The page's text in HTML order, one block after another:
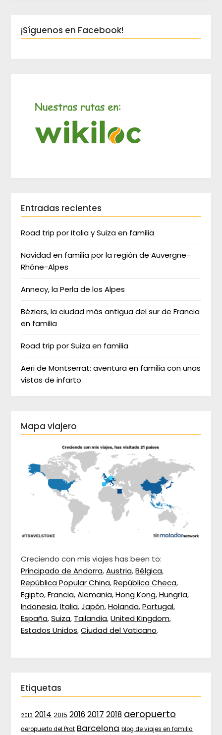
¡Síguenos en Facebook!
Entradas recientes
Road trip por Italia y Suiza en familia
Navidad en familia por la región de Auvergne-
Rhône-Alpes
Annecy, la Perla de los Alpes
Béziers, la ciudad más antigua del sur de Francia
en familia
Road trip por Suiza en familia
Aeri de Montserrat: aventura en familia con unas
vistas de infarto
Mapa viajero
Creciendo con mis viajes has been to:
Principado de Andorra,Austria,Bélgica,
República Popular China,República Checa,
Egipto,Francia,Alemania,Hong Kong,Hungría,
Indonesia,Italia,Japón,Holanda,Portugal,
España,Suiza, Tailandia,United Kingdom,
Estados Unidos,Ciudad del Vaticano.
Etiquetas
2013 2014 2015 2016 2017 2018 aeropuerto
aeropuerto del Prat Barcelona blog de viajes en familia